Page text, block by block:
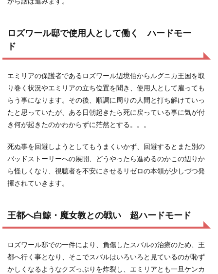
ロズワール邸で使用人として働く ハードモー
ド
エミリアの保護者であるロズワール辺境伯からルグニカ王国を取
り巻く状況やエミリアの立ち位置を聞き、使用人として雇っても
らう事になります。その後、順調に周りの人間と打ち解けていっ
たと思っていたが、ある日朝起きたら死に戻っている事に気が付
き何が起きたのかわからずに茫然とする。。。
死ぬ事を回避しようとしてもうまくいかず、回避するとまた別の
バッドストーリーへの展開、どうやったら進めるのかこの辺りか
ら怪しくなり、視聴者を不安にさせるリゼロの本領が少しづつ発
揮されていきます。
王都へ白鯨・魔女教との戦い 超ハードモード
ロズワール邸での一件により、負傷したスバルの治療のため、王
都へ行く事となり、そこでスバルはいろいろと見ているのが恥ず
かしくなるようなクズっぷりを炸裂し、エミリアとも一旦ケンカ